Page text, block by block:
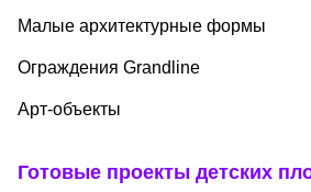
Малые архитектурные формы
Ограждения Grandline
Арт-объекты
Готовые проекты детских